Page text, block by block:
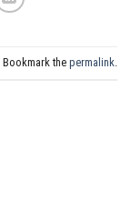
. Bookmark the permalink